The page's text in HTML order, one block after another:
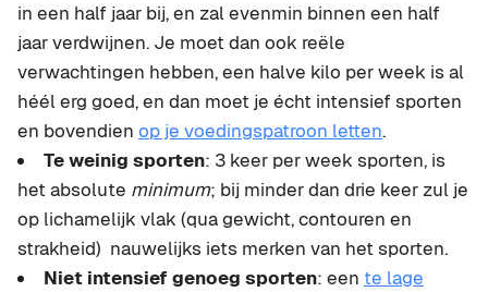
in een half jaar bij, en zal evenmin binnen een half
jaar verdwijnen. Je moet dan ook reële
verwachtingen hebben, een halve kilo per week is al
héél erg goed, en dan moet je écht intensief sporten
en bovendien op je voedingspatroon letten.
Te weinig sporten: 3 keer per week sporten, is
het absolute minimum; bij minder dan drie keer zul je
op lichamelijk vlak (qua gewicht, contouren en
strakheid) nauwelijks iets merken van het sporten.
Niet intensief genoeg sporten: een te lage